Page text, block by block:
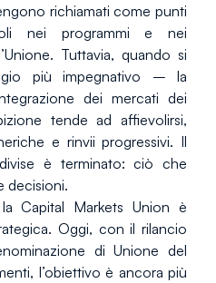
richiamati come punti
nei programmi e nei
Tuttavia, quando si
più impegnativo – la
dei mercati dei
tende ad affievolirsi,
e rinvii progressivi. Il
è terminato: ciò che
decisioni.
Capital Markets Union è
Oggi, con il rilancio
di Unione del
l’obiettivo è ancora più